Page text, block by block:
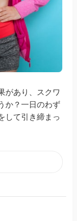
があり、スクワ
か？一日のわず
して引き締まっ